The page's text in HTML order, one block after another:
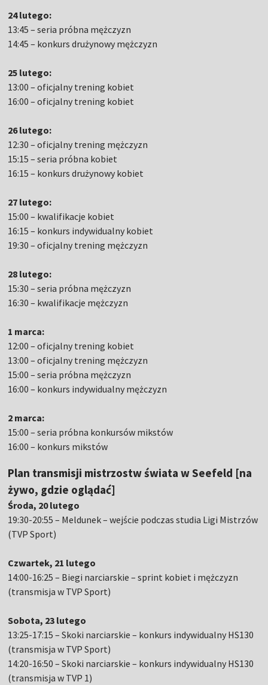
24 lutego:
13:45 – seria próbna mężczyzn
14:45 – konkurs drużynowy mężczyzn
25 lutego:
13:00 – oficjalny trening kobiet
16:00 – oficjalny trening kobiet
26 lutego:
12:30 – oficjalny trening mężczyzn
15:15 – seria próbna kobiet
16:15 – konkurs drużynowy kobiet
27 lutego:
15:00 – kwalifikacje kobiet
16:15 – konkurs indywidualny kobiet
19:30 – oficjalny trening mężczyzn
28 lutego:
15:30 – seria próbna mężczyzn
16:30 – kwalifikacje mężczyzn
1 marca:
12:00 – oficjalny trening kobiet
13:00 – oficjalny trening mężczyzn
15:00 – seria próbna mężczyzn
16:00 – konkurs indywidualny mężczyzn
2 marca:
15:00 – seria próbna konkursów mikstów
16:00 – konkurs mikstów
Plan transmisji mistrzostw świata w Seefeld [na
żywo, gdzie oglądać]
Środa, 20 lutego
19:30-20:55 – Meldunek – wejście podczas studia Ligi Mistrzów
(TVP Sport)
Czwartek, 21 lutego
14:00-16:25 – Biegi narciarskie – sprint kobiet i mężczyzn
(transmisja w TVP Sport)
Sobota, 23 lutego
13:25-17:15 – Skoki narciarskie – konkurs indywidualny HS130
(transmisja w TVP Sport)
14:20-16:50 – Skoki narciarskie – konkurs indywidualny HS130
(transmisja w TVP 1)